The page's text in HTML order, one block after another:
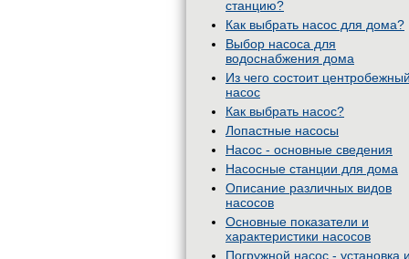
станцию?
Как выбрать насос для дома?
Выбор насоса для
водоснабжения дома
Из чего состоит центробежный
насос
Как выбрать насос?
Лопастные насосы
Насос - основные сведения
Насосные станции для дома
Описание различных видов
насосов
Основные показатели и
характеристики насосов
Погружной насос - установка и